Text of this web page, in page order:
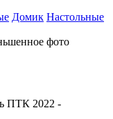
Домик Настольные